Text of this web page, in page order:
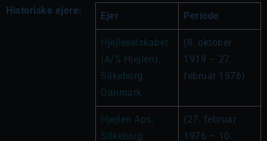
Historiske ejere: Ejer Periode
Hjejleselskabet
(A/S Hjejlen),
Silkeborg,
Danmark
(8. oktober
1919 – 27.
februar 1976)
Hjejlen Aps,
Silkeborg,
(27. februar
1976 – 10.